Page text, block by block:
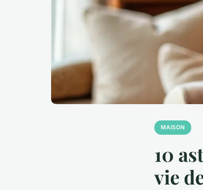
MAISON
10
vie